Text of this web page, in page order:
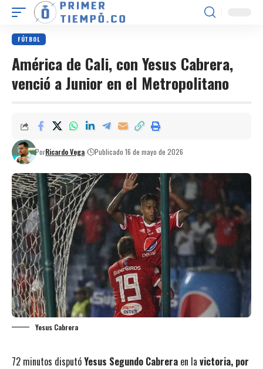
FÚTBOL
América de Cali, con Yesus Cabrera,
venció a Junior en el Metropolitano
PorRicardo Vega Publicado 16 de mayo de 2026
Yesus Cabrera
72 minutos disputóYesus Segundo Cabrera en la victoria, por